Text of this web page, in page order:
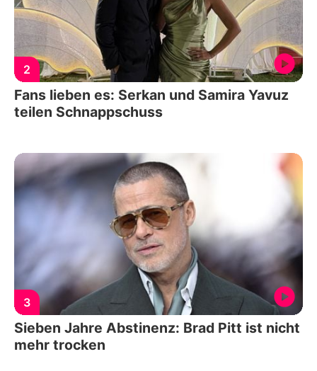
2
Fans lieben es: Serkan und Samira Yavuz
teilen Schnappschuss
3
Sieben Jahre Abstinenz: Brad Pitt ist nicht
mehr trocken